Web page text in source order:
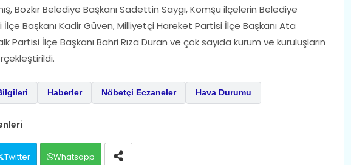
Bozkır Belediye Başkanı Sadettin Saygı, Komşu ilçelerin Belediye
İlçe Başkanı Kadir Güven, Milliyetçi Hareket Partisi İlçe Başkanı Ata
Partisi İlçe Başkanı Bahri Rıza Duran ve çok sayıda kurum ve kuruluşların
Haberler Nöbetçi Eczaneler Hava Durumu
Twitter Whatsapp